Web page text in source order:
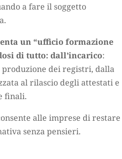
a fare il soggetto
un “ufficio formazione
di tutto: dall’incarico:
dei registri, dalla
al rilascio degli attestati e
finali.
alle imprese di restare
senza pensieri.